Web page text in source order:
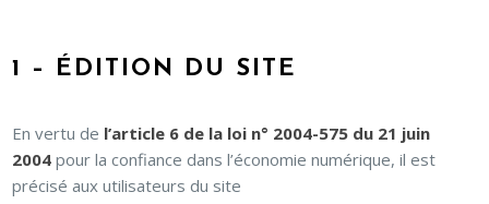
1 – ÉDITION DU SITE
En vertu de l’article 6 de la loi n° 2004-575 du 21 juin
2004 pour la confiance dans l’économie numérique, il est
précisé aux utilisateurs du site